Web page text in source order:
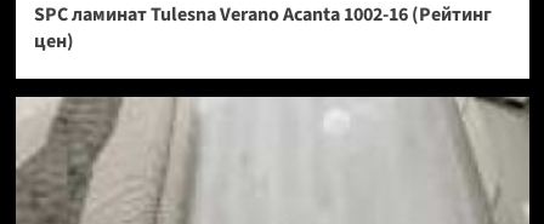
SPC ламинат Tulesna Verano Acanta 1002-16 (Рейтинг
цен)